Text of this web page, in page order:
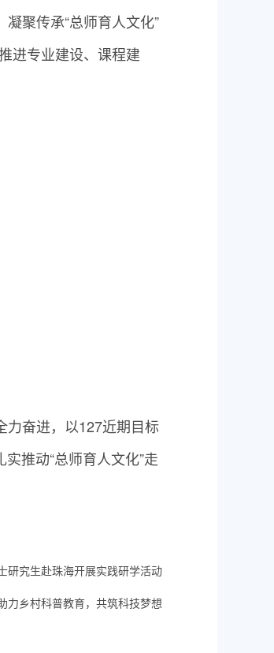
聚传承“总师育人文化”
进专业建设、课程建
力奋进，以127近期目标
推动“总师育人文化”走
研究生赴珠海开展实践研学活动
力乡村科普教育，共筑科技梦想